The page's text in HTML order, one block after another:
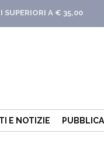
SUPERIORI A € 35,00
E NOTIZIE